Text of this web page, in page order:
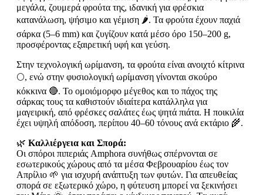
μεγάλα, ζουμερά φρούτα της, ιδανική για φρέσκια
κατανάλωση, ψήσιμο και γέμιση 🌶. Τα φρούτα έχουν παχιά
σάρκα (5–6 mm) και ζυγίζουν κατά μέσο όρο 150–200 g,
προσφέροντας εξαιρετική υφή και γεύση.
Στην τεχνολογική ωρίμανση, τα φρούτα είναι ανοιχτό κίτρινα
🌕, ενώ στην φυσιολογική ωρίμανση γίνονται σκούρο
κόκκινα 🔴. Το ομοιόμορφο μέγεθος και το πάχος της
σάρκας τους τα καθιστούν ιδιαίτερα κατάλληλα για
μαγειρική, από φρέσκες σαλάτες έως ψητά πιάτα. Η ποικιλία
έχει υψηλή απόδοση, περίπου 40–60 τόνους ανά εκτάριο 🌾.
🌿 Καλλιέργεια και Σπορά:
Οι σπόροι πιπεριάς Amphora συνήθως σπέρνονται σε
εσωτερικούς χώρους από τα μέσα Φεβρουαρίου έως τον
Απρίλιο 🌱 για ισχυρή ανάπτυξη των φυτών. Για απευθείας
σπορά σε εξωτερικό χώρο, η φύτευση μπορεί να ξεκινήσει